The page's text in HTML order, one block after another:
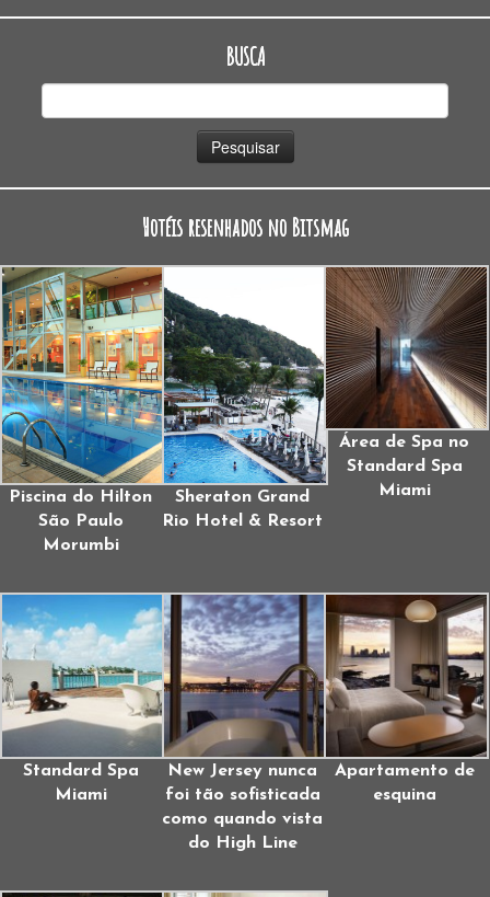
BUSCA
Hotéis resenhados no Bitsmag
Piscina do Hilton
São Paulo
Morumbi
Sheraton Grand
Rio Hotel & Resort
Área de Spa no
Standard Spa
Miami
Standard Spa
Miami
New Jersey nunca
foi tão sofisticada
como quando vista
do High Line
Apartamento de
esquina